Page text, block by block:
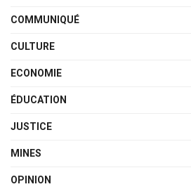
COMMUNIQUÉ
CULTURE
ECONOMIE
ÉDUCATION
JUSTICE
MINES
OPINION